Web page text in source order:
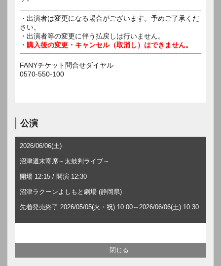
・出演者は変更になる場合がございます。予めご了承くだ
さい。
・出演者等の変更に伴う払戻しは行いません。
・購入後の変更・キャンセル（取消し）はできません。
FANYチケット問合せダイヤル
0570-550-100
公演
2026/06/06(土)
沼津週末寄席～太鼓判ライブ～
開場 12:15 / 開演 12:30
沼津ラクーンよしもと劇場 (静岡県)
先着発売終了 2026/05/05(火・祝) 10:00～2026/06/06(土) 10:30